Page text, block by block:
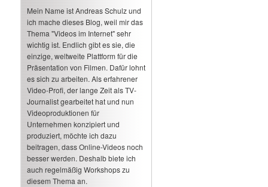
Mein Name ist Andreas Schulz und
ich mache dieses Blog, weil mir das
Thema "Videos im Internet" sehr
wichtig ist. Endlich gibt es sie, die
einzige, weltweite Plattform für die
Präsentation von Filmen. Dafür lohnt
es sich zu arbeiten. Als erfahrener
Video-Profi, der lange Zeit als TV-
Journalist gearbeitet hat und nun
Videoproduktionen für
Unternehmen konzipiert und
produziert, möchte ich dazu
beitragen, dass Online-Videos noch
besser werden. Deshalb biete ich
auch regelmäßig Workshops zu
diesem Thema an.